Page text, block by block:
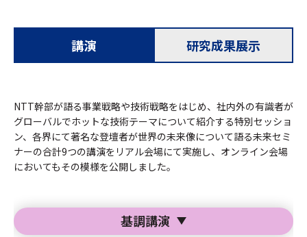
講演 研究成果展示
NTT幹部が語る事業戦略や技術戦略をはじめ、社内外の有識者が
グローバルでホットな技術テーマについて紹介する特別セッショ
ン、各界にて著名な登壇者が世界の未来像について語る未来セミ
ナーの合計9つの講演をリアル会場にて実施し、オンライン会場
においてもその模様を公開しました。
基調講演